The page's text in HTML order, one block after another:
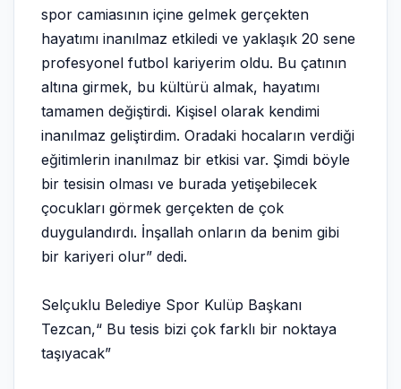
spor camiasının içine gelmek gerçekten
hayatımı inanılmaz etkiledi ve yaklaşık 20 sene
profesyonel futbol kariyerim oldu. Bu çatının
altına girmek, bu kültürü almak, hayatımı
tamamen değiştirdi. Kişisel olarak kendimi
inanılmaz geliştirdim. Oradaki hocaların verdiği
eğitimlerin inanılmaz bir etkisi var. Şimdi böyle
bir tesisin olması ve burada yetişebilecek
çocukları görmek gerçekten de çok
duygulandırdı. İnşallah onların da benim gibi
bir kariyeri olur” dedi.
Selçuklu Belediye Spor Kulüp Başkanı
Tezcan,“ Bu tesis bizi çok farklı bir noktaya
taşıyacak”